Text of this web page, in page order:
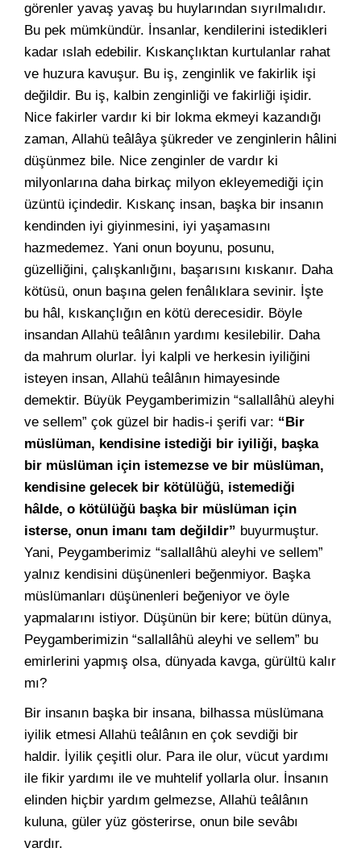
görenler yavaş yavaş bu huylarından sıyrılmalıdır.
Bu pek mümkündür. İnsanlar, kendilerini istedikleri
kadar ıslah edebilir. Kıskançlıktan kurtulanlar rahat
ve huzura kavuşur. Bu iş, zenginlik ve fakirlik işi
değildir. Bu iş, kalbin zenginliği ve fakirliği işidir.
Nice fakirler vardır ki bir lokma ekmeyi kazandığı
zaman, Allahü teâlâya şükreder ve zenginlerin hâlini
düşünmez bile. Nice zenginler de vardır ki
milyonlarına daha birkaç milyon ekleyemediği için
üzüntü içindedir. Kıskanç insan, başka bir insanın
kendinden iyi giyinmesini, iyi yaşamasını
hazmedemez. Yani onun boyunu, posunu,
güzelliğini, çalışkanlığını, başarısını kıskanır. Daha
kötüsü, onun başına gelen fenâlıklara sevinir. İşte
bu hâl, kıskançlığın en kötü derecesidir. Böyle
insandan Allahü teâlânın yardımı kesilebilir. Daha
da mahrum olurlar. İyi kalpli ve herkesin iyiliğini
isteyen insan, Allahü teâlânın himayesinde
demektir. Büyük Peygamberimizin “sallallâhü aleyhi
ve sellem” çok güzel bir hadis-i şerifi var: “Bir
müslüman, kendisine istediği bir iyiliği, başka
bir müslüman için istemezse ve bir müslüman,
kendisine gelecek bir kötülüğü, istemediği
hâlde, o kötülüğü başka bir müslüman için
isterse, onun imanı tam değildir” buyurmuştur.
Yani, Peygamberimiz “sallallâhü aleyhi ve sellem”
yalnız kendisini düşünenleri beğenmiyor. Başka
müslümanları düşünenleri beğeniyor ve öyle
yapmalarını istiyor. Düşünün bir kere; bütün dünya,
Peygamberimizin “sallallâhü aleyhi ve sellem” bu
emirlerini yapmış olsa, dünyada kavga, gürültü kalır
mı?
Bir insanın başka bir insana, bilhassa müslümana
iyilik etmesi Allahü teâlânın en çok sevdiği bir
haldir. İyilik çeşitli olur. Para ile olur, vücut yardımı
ile fikir yardımı ile ve muhtelif yollarla olur. İnsanın
elinden hiçbir yardım gelmezse, Allahü teâlânın
kuluna, güler yüz gösterirse, onun bile sevâbı
vardır.